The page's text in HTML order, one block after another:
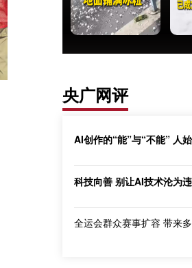
央广网评
AI创作的“能”与“不能” 人
科技向善 别让AI技术沦为
全运会群众赛事扩容 带来